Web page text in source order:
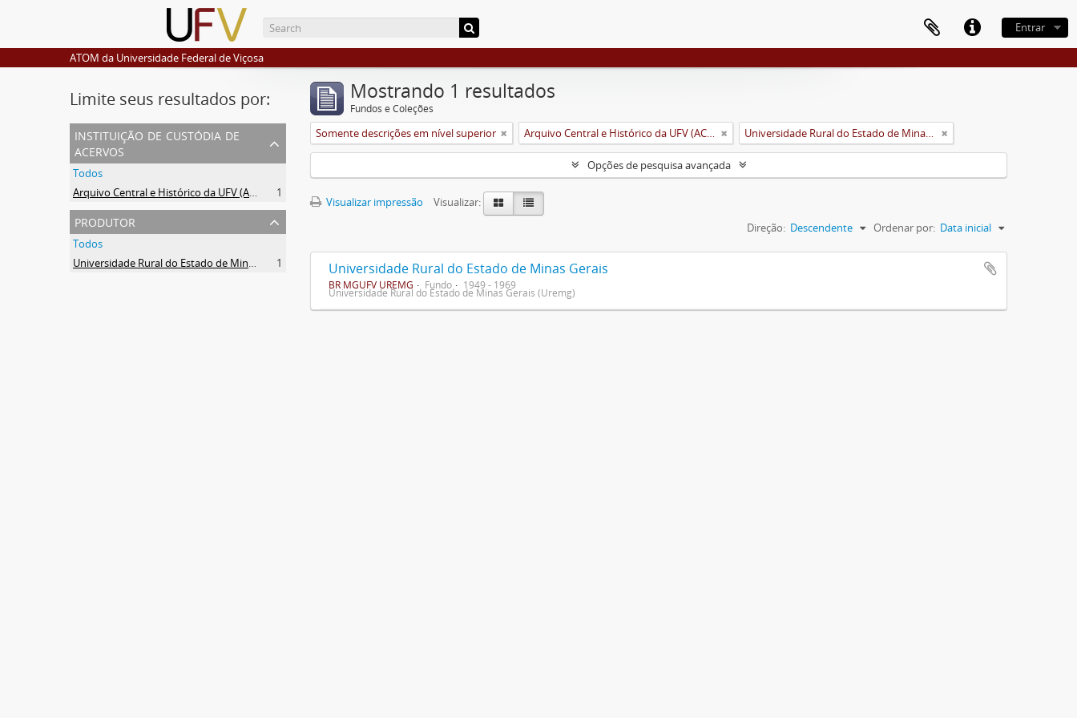
Entrar
ATOM da Universidade Federal de Viçosa
Limite seus resultados por:
instituição de custódia de
acervos
Todos
Arquivo Central e Histórico da UFV (ACH-UFV)
1
produtor
Todos
Universidade Rural do Estado de Minas Gerais (Uremg)
1
Mostrando 1 resultados
Fundos e Coleções
Somente descrições em nível superior Arquivo Central e Histórico da UFV (ACH-UFV) Universidade Rural do Estado de Minas Gerais (Uremg)
Opções de pesquisa avançada
Visualizar impressão
Visualizar:
Ordenar por: Data inicial
Direção: Descendente
Universidade Rural do Estado de Minas Gerais
BR MGUFV UREMG Fundo 1949 - 1969
Universidade Rural do Estado de Minas Gerais (Uremg)